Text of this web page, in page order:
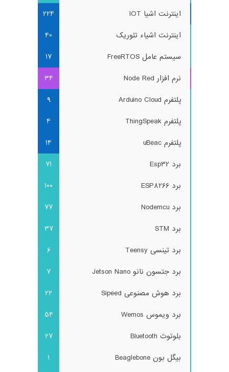
اینترنت اشیا IOT
224
اینترنت اشیاء تئوریک
40
سیستم عامل FreeRTOS
17
نرم افزار Node Red
34
پلتفرم Arduino Cloud
9
پلتفرم ThingSpeak
4
پلتفرم uBeac
14
برد Esp32
71
برد ESP8266
100
برد Nodemcu
77
برد STM
37
برد تینسی Teensy
6
برد جتسون نانو Jetson Nano
7
برد هوش مصنوعی Sipeed
22
برد ویموس Wemos
54
بلوتوث Bluetooth
27
بیگل بون Beaglebone
1